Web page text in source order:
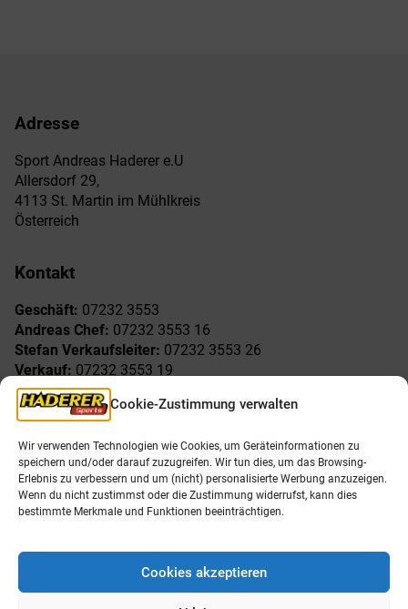
Cookie-Zustimmung verwalten
Wir verwenden Technologien wie Cookies, um Geräteinformationen zu
speichern und/oder darauf zuzugreifen. Wir tun dies, um das Browsing-
Erlebnis zu verbessern und um (nicht) personalisierte Werbung anzuzeigen.
Wenn du nicht zustimmst oder die Zustimmung widerrufst, kann dies
bestimmte Merkmale und Funktionen beeinträchtigen.
Cookies akzeptieren
Adresse
Sport Andreas Haderer e.U
Allersdorf 29,
4113 St. Martin im Mühlkreis
Österreich
Kontakt
Geschäft: 07232 3553
Andreas Chef: 07232 3553 16
Stefan Verkaufsleiter: 07232 3553 26
Verkauf: 07232 3553 19
Reklamationen:
Freude am Sport
AGB
Impressum
Datenschutzerklärung
Allgemeines
Öffnungszeiten
Unser Team